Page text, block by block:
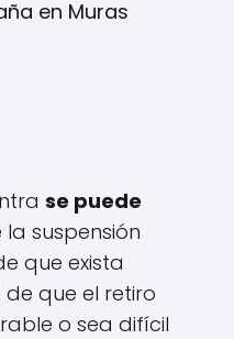
en Muras
se puede
suspensión
que exista
que el retiro
o sea difícil